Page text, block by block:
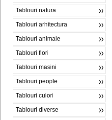
Tablouri natura
Tablouri arhitectura
Tablouri animale
Tablouri flori
Tablouri masini
Tablouri people
Tablouri culori
Tablouri diverse